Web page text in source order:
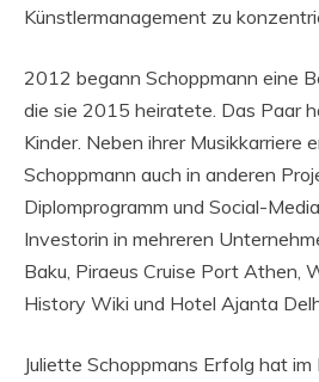
Künstlermanagement zu
2012 begann Schoppmann eine
die sie 2015 heiratete. Das Paar
Kinder. Neben ihrer Musikkarriere
Schoppmann auch in anderen
Diplomprogramm und Social-
Investorin in mehreren
Baku, Piraeus Cruise Port Athen,
History Wiki und Hotel Ajanta
Juliette Schoppmans Erfolg hat im